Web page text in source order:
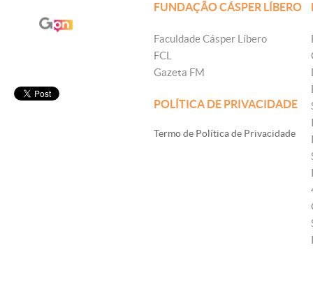
FUNDAÇÃO CÁSPER LÍBERO
Faculdade Cásper Líbero
FCL
Gazeta FM
POLÍTICA DE PRIVACIDADE
Termo de Política de Privacidade